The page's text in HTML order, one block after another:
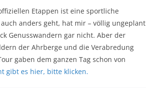
Etappen ist eine sportliche
anders geht, hat mir – völlig ungeplant
Genusswandern gar nicht. Aber der
der Ahrberge und die Verabredung
gaben dem ganzen Tag schon von
gibt es hier, bitte klicken.